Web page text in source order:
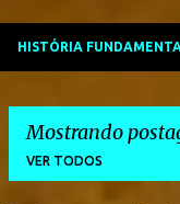
HISTÓRIA
Mostrando
VER TODOS